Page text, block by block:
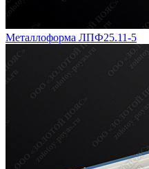
Металлоформа ЛПФ25.11-5